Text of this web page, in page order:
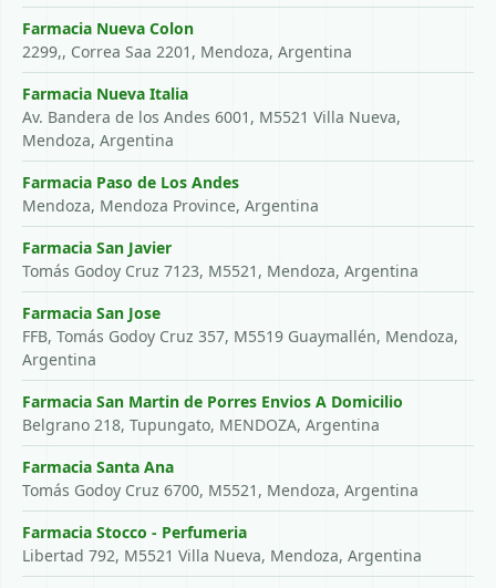
Farmacia Nueva Colon
2299,, Correa Saa 2201, Mendoza, Argentina
Farmacia Nueva Italia
Av. Bandera de los Andes 6001, M5521 Villa Nueva,
Mendoza, Argentina
Farmacia Paso de Los Andes
Mendoza, Mendoza Province, Argentina
Farmacia San Javier
Tomás Godoy Cruz 7123, M5521, Mendoza, Argentina
Farmacia San Jose
FFB, Tomás Godoy Cruz 357, M5519 Guaymallén, Mendoza,
Argentina
Farmacia San Martin de Porres Envios A Domicilio
Belgrano 218, Tupungato, MENDOZA, Argentina
Farmacia Santa Ana
Tomás Godoy Cruz 6700, M5521, Mendoza, Argentina
Farmacia Stocco - Perfumeria
Libertad 792, M5521 Villa Nueva, Mendoza, Argentina